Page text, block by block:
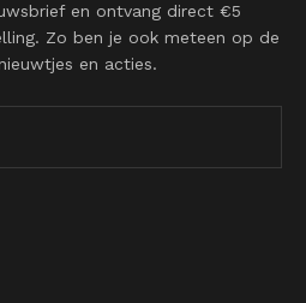
en ontvang direct €5
Zo ben je ook meteen op de
en acties.